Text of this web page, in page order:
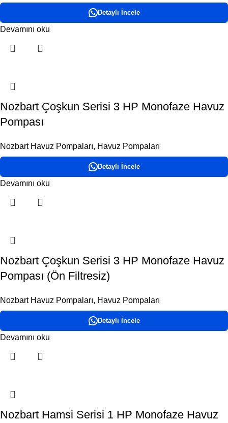
Detaylı İncele
Devamını oku
Nozbart Çoşkun Serisi 3 HP Monofaze Havuz
Pompası
Nozbart Havuz Pompaları, Havuz Pompaları
Detaylı İncele
Devamını oku
Nozbart Çoşkun Serisi 3 HP Monofaze Havuz
Pompası (Ön Filtresiz)
Nozbart Havuz Pompaları, Havuz Pompaları
Detaylı İncele
Devamını oku
Nozbart Hamsi Serisi 1 HP Monofaze Havuz